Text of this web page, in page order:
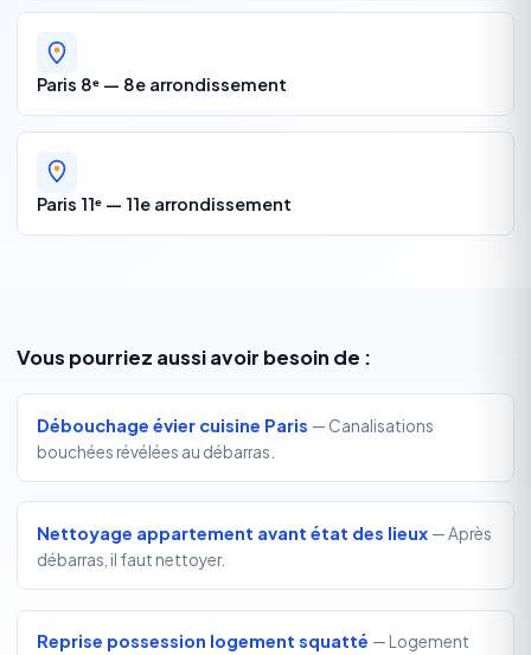
Paris 8ᵉ — 8e arrondissement
Paris 11ᵉ — 11e arrondissement
Vous pourriez aussi avoir besoin de :
Débouchage évier cuisine Paris — Canalisations
bouchées révélées au débarras.
Nettoyage appartement avant état des lieux — Après
débarras, il faut nettoyer.
Reprise possession logement squatté — Logement